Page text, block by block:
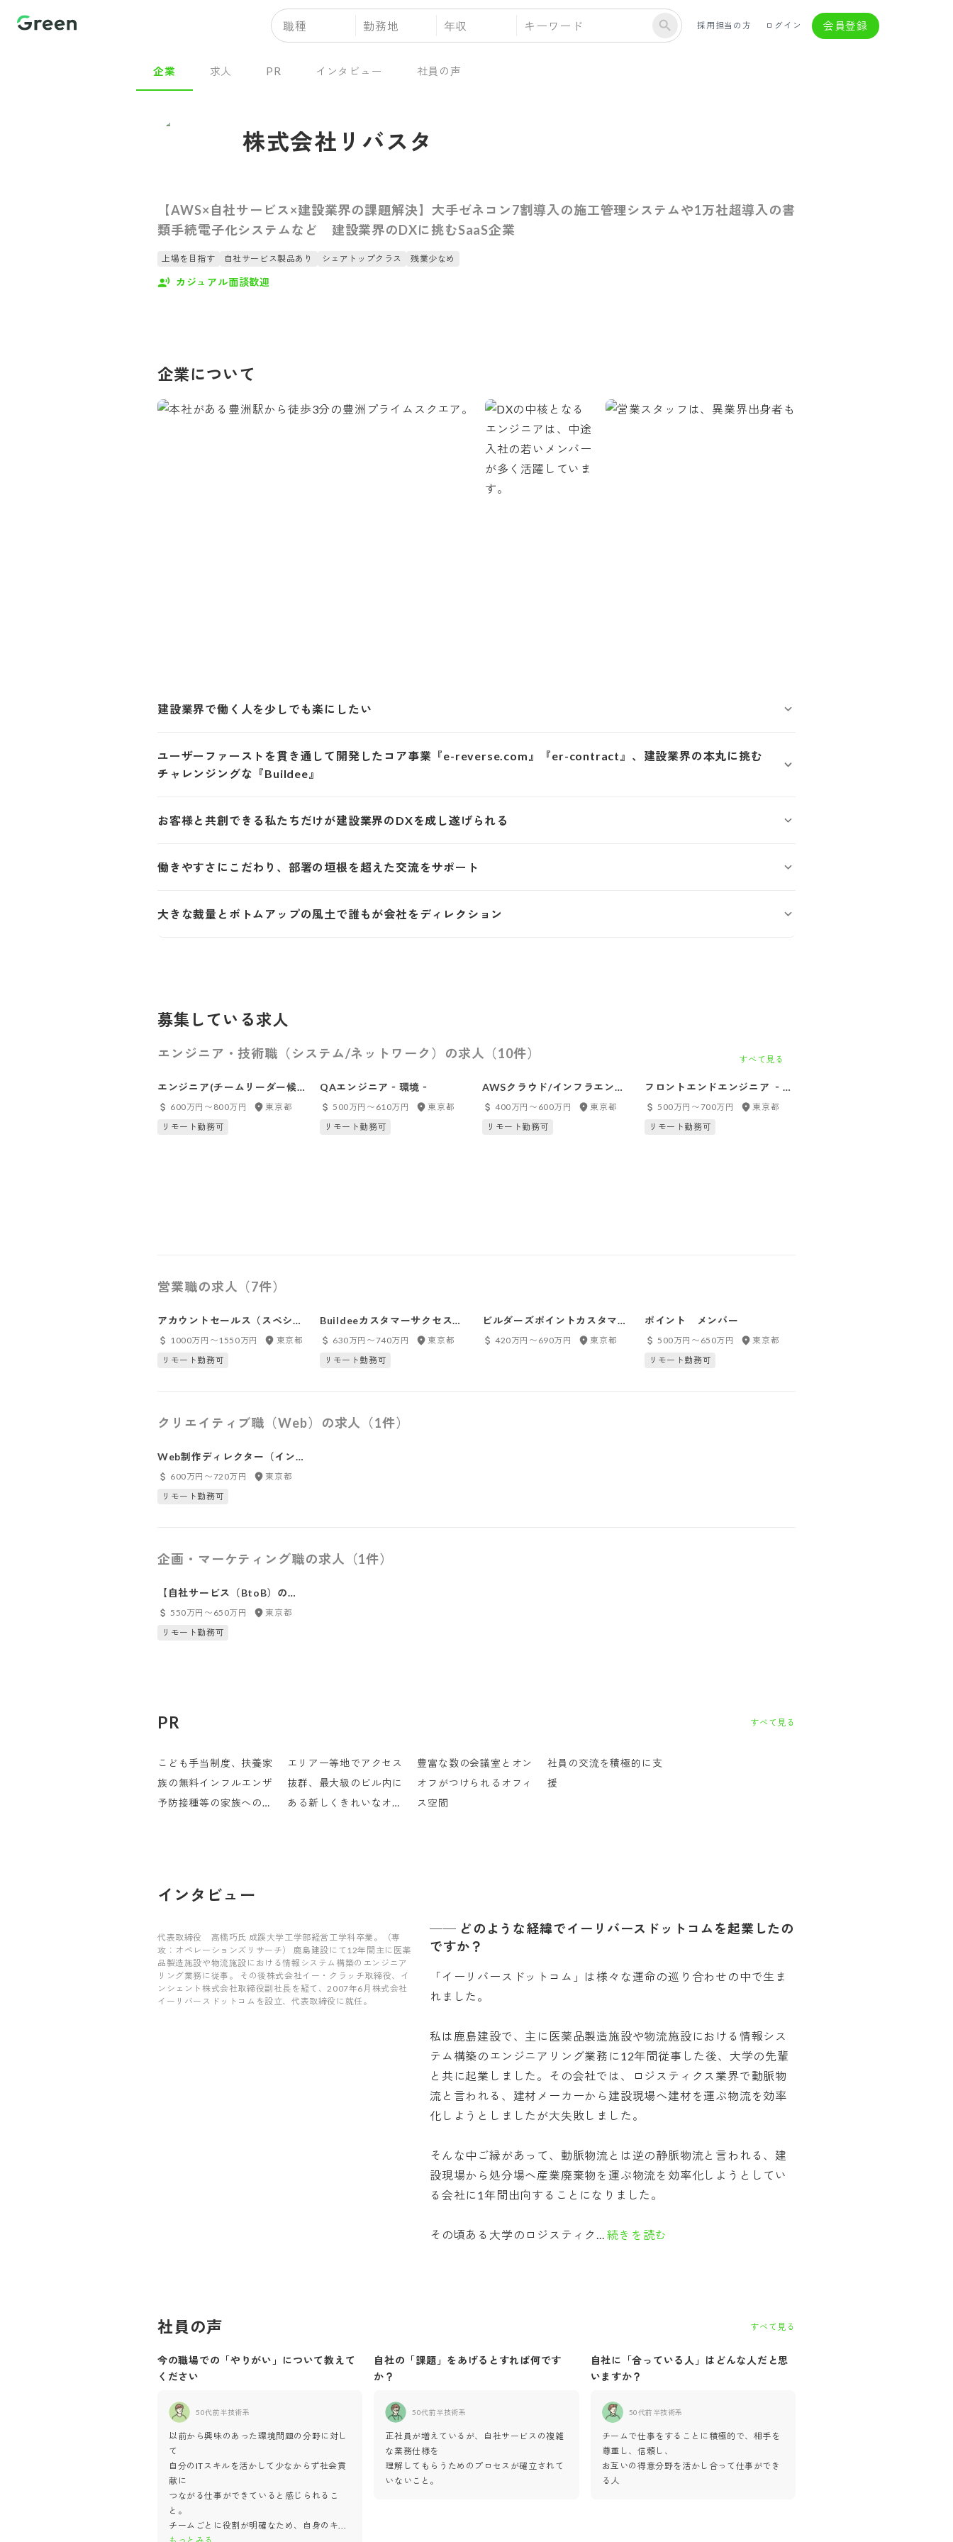
職種 勤務地 年収 採用担当の方 ログイン 会員登録
企業 求人 PR インタビュー 社員の声
株式会社リバスタ
【AWS×自社サービス×建設業界の課題解決】大手ゼネコン7割導入の施工管理システムや1万社超導入の書
類手続電子化システムなど 建設業界のDXに挑むSaaS企業
上場を目指す 自社サービス製品あり シェアトップクラス 残業少なめ
カジュアル面談歓迎
企業について
建設業界で働く人を少しでも楽にしたい
ユーザーファーストを貫き通して開発したコア事業『e-reverse.com』『er-contract』、建設業界の本丸に挑む
チャレンジングな『Buildee』
お客様と共創できる私たちだけが建設業界のDXを成し遂げられる
働きやすさにこだわり、部署の垣根を超えた交流をサポート
大きな裁量とボトムアップの風土で誰もが会社をディレクション
募集している求人
エンジニア・技術職（システム/ネットワーク）の求人（10件） すべて見る
エンジニア(チームリーダー候
補)‐現場DX事業‐
600万円〜800万円
東京都
リモート勤務可
QAエンジニア‐環境‐
500万円〜610万円
東京都
リモート勤務可
AWSクラウド/インフラエンジ
ニア400万円〜600万円
東京都
リモート勤務可
フロントエンドエンジニア ‐現
場DX事業‐
500万円〜700万円
東京都
リモート勤務可
営業職の求人（7件）
アカウントセールス（スペシャ
リスト）
1000万円〜1550万円
東京都
リモート勤務可
Buildeeカスタマーサクセス
（マネージャー候補）
630万円〜740万円
東京都
リモート勤務可
ビルダーズポイントカスタマー
サクセス
420万円〜690万円 東京都
ポイント メンバー
500万円〜650万円
東京都
リモート勤務可
クリエイティブ職（Web）の求人（1件）
Web制作ディレクター（インハ
ウス制作・デザイン担当）
600万円〜720万円
東京都
リモート勤務可
企画・マーケティング職の求人（1件）
【自社サービス（BtoB）の
Web施策を分析から改善まで推
フレックス／残業月平均10時間
550万円〜650万円
東京都
リモート勤務可
PR すべて見る
こども手当制度、扶養家
族の無料インフルエンザ
予防接種等の家族への支
エリア一等地でアクセス
抜群、最大級のビル内に
ある新しくきれいなオフ
豊富な数の会議室とオン
オフがつけられるオフィ
ス空間
社員の交流を積極的に支
援
インタビュー
代表取締役 高橋巧氏 成蹊大学工学部経営工学科卒業。（専
攻：オペレーションズリサーチ） 鹿島建設にて12年間主に医薬
品製造施設や物流施設における情報システム構築のエンジニア
リング業務に従事。 その後株式会社イー・クラッチ取締役、イ
ンシェント株式会社取締役副社長を経て、2007年6月株式会社
イーリバースドットコムを設立、代表取締役に就任。
── どのような経緯でイーリバースドットコムを起業したの
ですか？
「イーリバースドットコム」は様々な運命の巡り合わせの中で生ま
れました。
私は鹿島建設で、主に医薬品製造施設や物流施設における情報シス
テム構築のエンジニアリング業務に12年間従事した後、大学の先輩
と共に起業しました。その会社では、ロジスティクス業界で動脈物
流と言われる、建材メーカーから建設現場へ建材を運ぶ物流を効率
化しようとしましたが大失敗しました。
そんな中ご縁があって、動脈物流とは逆の静脈物流と言われる、建
設現場から処分場へ産業廃棄物を運ぶ物流を効率化しようとしてい
る会社に1年間出向することになりました。
その頃ある大学のロジスティク... 続きを読む
社員の声 すべて見る
今の職場での「やりがい」について教えて
ください
50代前半技術系
以前から興味のあった環境問題の分野に対し
て
自分のITスキルを活かして少なからず社会貢
献に
つながる仕事ができていると感じられるこ
と。
チームごとに役割が明確なため、自身のキ...
自社の「課題」をあげるとすれば何です
か？
50代前半技術系
正社員が増えているが、自社サービスの複雑
な業務仕様を
理解してもらうためのプロセスが確立されて
いないこと。
自社に「合っている人」はどんな人だと思
いますか？
50代前半技術系
チームで仕事をすることに積極的で、相手を
尊重し、信頼し、
お互いの得意分野を活かし合って仕事ができ
る人